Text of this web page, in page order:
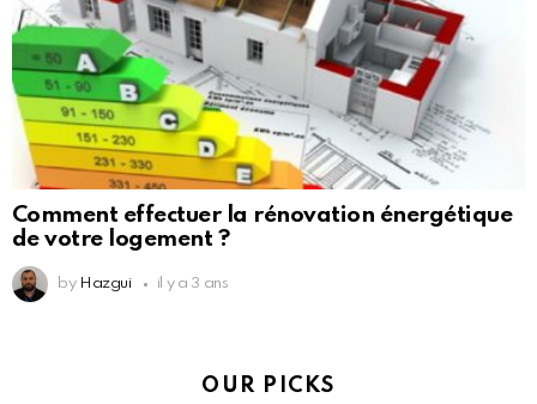
Comment effectuer la rénovation énergétique
de votre logement ?
by Hazgui il y a 3 ans
OUR PICKS